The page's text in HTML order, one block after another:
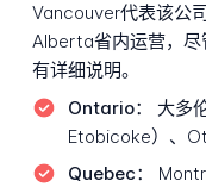
Vancouver代表该公
Alberta省内运营，尽
有详细说明。
Ontario：
大多
Etobicoke）、
Quebec：